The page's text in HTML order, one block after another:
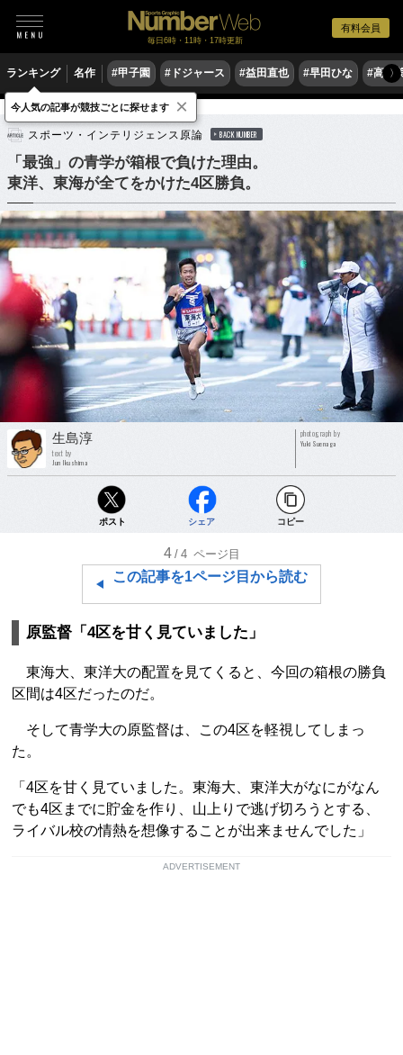
有料会員
毎日6時・11時・17時更新
ランキング 名作 #甲子園 #ドジャース #益田直也 #早田ひな #高木
〉
陸上 駅伝
スポーツ・インテリジェンス原論 BACK NUMBER
「最強」の青学が箱根で負けた理由。
東洋、東海が全てをかけた4区勝負。
生島淳
text by
Jun Ikushima
photograph by
Yuki Suenaga
ポスト シェア コピー
4 /4 ページ目
この記事を1ページ目から読む
原監督「4区を甘く見ていました」
東海大、東洋大の配置を見てくると、今回の箱根の勝負
区間は4区だったのだ。
そして青学大の原監督は、この4区を軽視してしまっ
た。
「4区を甘く見ていました。東海大、東洋大がなにがなん
でも4区までに貯金を作り、山上りで逃げ切ろうとする、
ライバル校の情熱を想像することが出来ませんでした」
ADVERTISEMENT
今人気の記事が競技ごとに探せます ×